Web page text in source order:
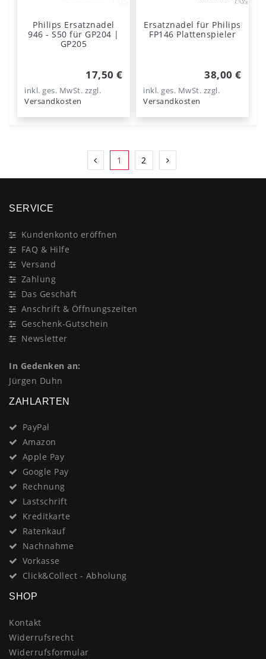
Philips Ersatznadel
946 - S50 für GP204 |
GP205
17,50 €
inkl. ges. MwSt. zzgl.
Versandkosten
Ersatznadel für Philips
FP146 Plattenspieler
38,00 €
inkl. ges. MwSt. zzgl.
Versandkosten
1 2
SERVICE
Kundenkonto eröffnen
FAQ & Hilfe
Versand
Zahlung
Das Geschäft
Anschrift & Öffnungszeiten
Geschenk-Gutschein
Newsletter
In Gedenken an:
Jürgen Duhn
ZAHLARTEN
PayPal
Amazon
Apple Pay
Google Pay
Rechnung
Lastschrift
Kreditkarte
Ratenkauf
Nachnahme
Vorkasse
Click&Collect - Abholung
SHOP
Kontakt
Widerrufsrecht
Widerrufsformular